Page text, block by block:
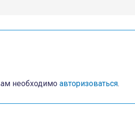
необходимо авторизоваться.